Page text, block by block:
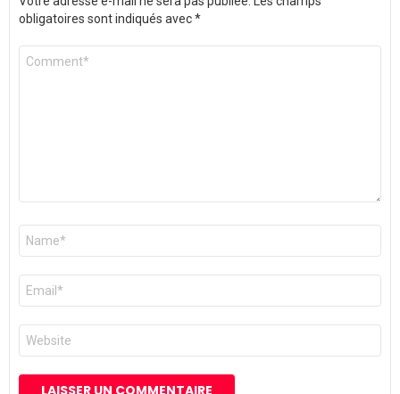
obligatoires sont indiqués avec*
Commentaire
Nom
E-
mail
*
Site
web